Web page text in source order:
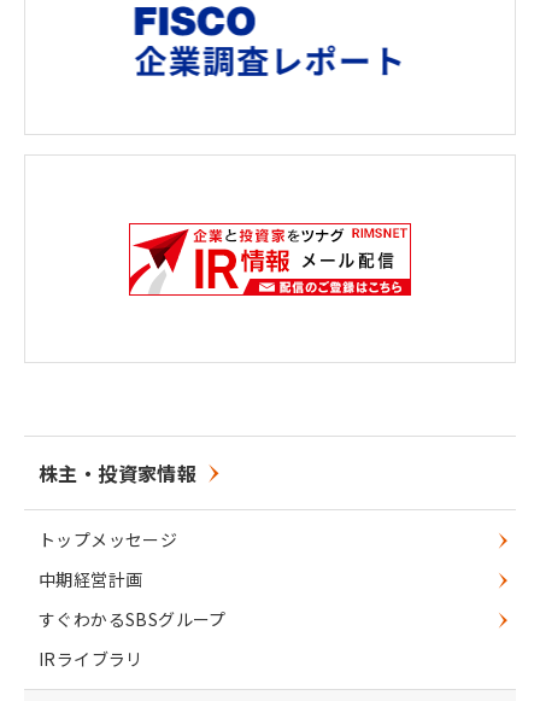
株主・投資家情報
トップメッセージ
中期経営計画
すぐわかるSBSグループ
IRライブラリ